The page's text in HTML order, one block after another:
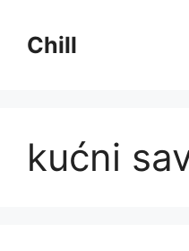
sadržajChill
kućni